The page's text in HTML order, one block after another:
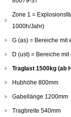
Zone 1 =
1000h/Jahr)
G (as) = Bereiche mit
D (ust) = Bereiche
Traglast 1500kg (ab
Hubhöhe 800mm
Gabellänge 1200mm
Tragbreite 540mm